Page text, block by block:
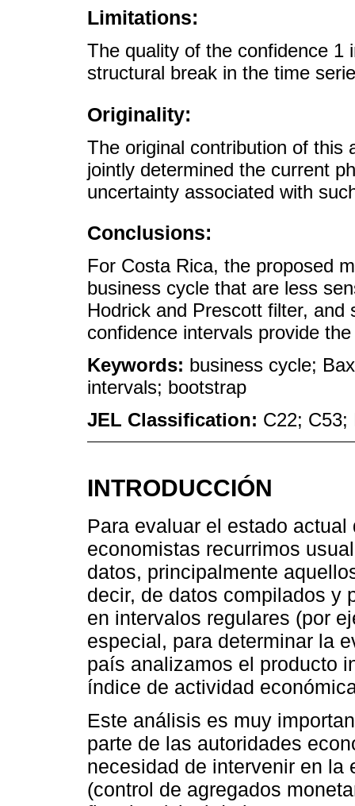
Limitations:
The quality of the confidence 1
structural break in the time
Originality:
The original contribution of this
jointly determined the current
uncertainty associated with
Conclusions:
For Costa Rica, the proposed
business cycle that are less
Hodrick and Prescott filter,
confidence intervals provide
Keywords: business cycle;
intervals; bootstrap
JEL Classification: C22; C53;
INTRODUCCIÓN
Para evaluar el estado
economistas recurrimos
datos, principalmente
decir, de datos compilados y
en intervalos regulares (por
especial, para determinar la
país analizamos el producto
índice de actividad
Este análisis es muy
parte de las autoridades
necesidad de intervenir en
(control de agregados